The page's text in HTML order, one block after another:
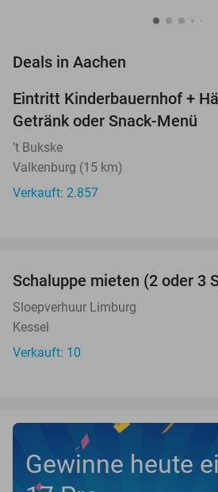
Deals in Aachen
Eintritt Kinderbauernhof +
Getränk oder Snack-Menü
't Bukske
Valkenburg (15 km)
Verkauft: 2.857
TODAY
Schaluppe mieten (2 oder 3
Sloepverhuur Limburg
Kessel
Verkauft: 10
Gewinne heute